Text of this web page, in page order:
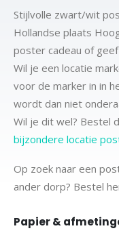
Stijlvolle zwart/wit
Hollandse plaats
poster cadeau of
Wil je een locatie
voor de marker in in
wordt dan niet
Wil je dit wel? Bestel
bijzondere locatie
Op zoek naar een
ander dorp? Bestel
Papier &